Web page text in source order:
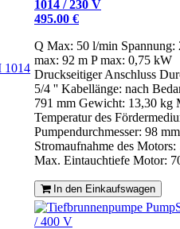
1014 / 230 V
495.00 €
Q Max: 50 l/min
max: 92 m P max: 0,75 kW
Druckseitiger Anschluss
5/4 '' Kabellänge: nach
791 mm Gewicht: 13,30 kg
Temperatur des
Pumpendurchmesser: 98 mm
Stromaufnahme des Motors:
Max. Eintauchtiefe Motor:
In den Einkaufswagen